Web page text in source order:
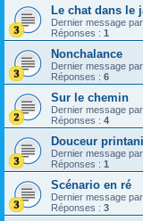
Le chat dans le
Dernier message par
Réponses : 1
Nonchalance
Dernier message par
Réponses : 6
Sur le chemin
Dernier message par
Réponses : 4
Douceur
Dernier message par
Réponses : 1
Scénario en ré
Dernier message par
Réponses : 3